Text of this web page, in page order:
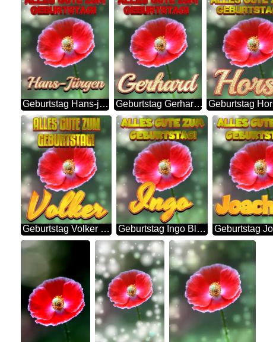
Geburtstag Hans-jürgen Blue Poppy Card Background Geburtstag Gerhard Blue Poppy Card Background
Geburtstag Volker Blue Poppy Card Background Geburtstag Ingo Blue Poppy Card Background